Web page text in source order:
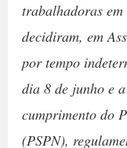
trabalhadoras em
decidiram, em
por tempo
dia 8 de junho e
cumprimento do
(PSPN),